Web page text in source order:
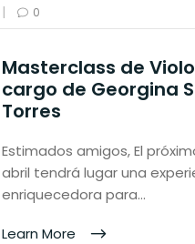
| 0
Masterclass de
cargo de Georgina
Torres
Estimados amigos, El
abril tendrá lugar una
enriquecedora para…
Learn More